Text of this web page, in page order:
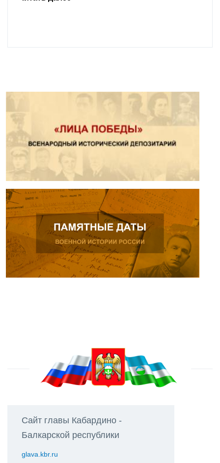
Сайт главы Кабардино -
Балкарской республики
glava.kbr.ru